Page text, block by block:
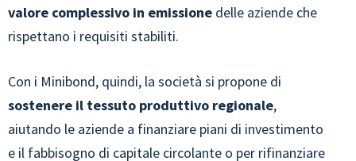
valore complessivo in emissione delle aziende che
rispettano i requisiti stabiliti.
Con i Minibond, quindi, la società si propone di
sostenere il tessuto produttivo regionale,
aiutando le aziende a finanziare piani di investimento
e il fabbisogno di capitale circolante o per rifinanziare